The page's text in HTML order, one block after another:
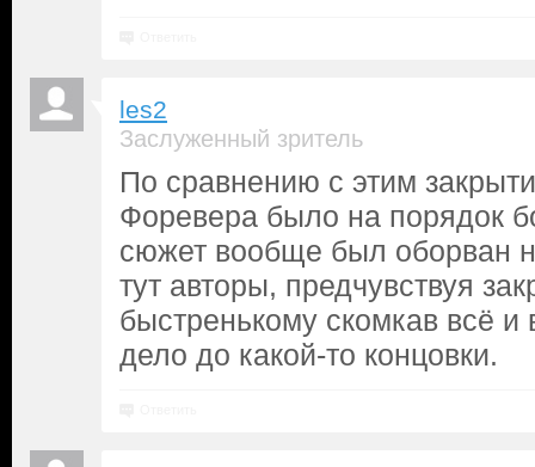
les2
Заслуженный зритель
По сравнению с этим
Форевера было на порядок
сюжет вообще был оборван
тут авторы, предчувствуя
быстренькому скомкав всё и
дело до какой-то концовки.